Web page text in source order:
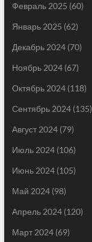
Февраль 2025 (60)
Январь 2025 (62)
Декабрь 2024(70)
Ноябрь 2024(67)
Октябрь 2024(118)
Сентябрь 2024(135)
Август 2024(79)
Июль 2024(106)
Июнь 2024(105)
Май 2024(98)
Апрель 2024(120)
Март 2024(69)